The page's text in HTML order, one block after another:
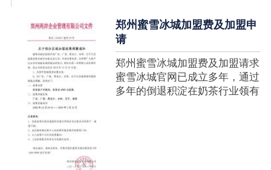
郑州蜜雪冰城加盟费及加盟申
请
郑州蜜雪冰城加盟费及加盟请求
蜜雪冰城官网已成立多年，通过
多年的倒退积淀在奶茶行业领有